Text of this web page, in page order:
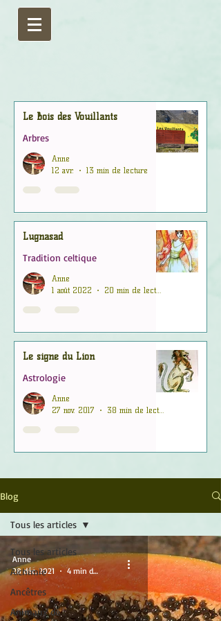
Le Bois des Vouillants
Arbres
Anne
12 avr.
13 min de lecture
Lugnasad
Tradition celtique
Anne
1 août 2022
20 min de lecture
Le signe du Lion
Astrologie
Anne
27 nov. 2017
38 min de lecture
Blog
Tous les articles
Alchimie
Ancêtres
Animaux de
Tous les articles
Anne
28 déc. 2021
4 min de lecture